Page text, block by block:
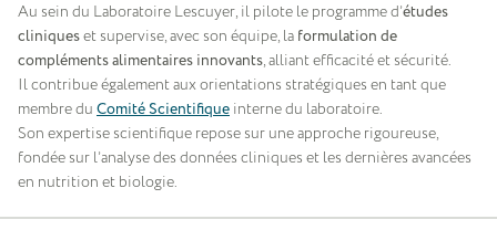
Au sein du Laboratoire Lescuyer, il pilote le programme d’études
cliniqueset supervise, avec son équipe, la formulation de
compléments alimentaires innovants, alliant efficacité et sécurité.
Il contribue également aux orientations stratégiques en tant que
membre du Comité Scientifique interne du laboratoire.
Son expertise scientifique repose sur une approche rigoureuse,
fondée sur l’analyse des données cliniques et les dernières avancées
en nutrition et biologie.